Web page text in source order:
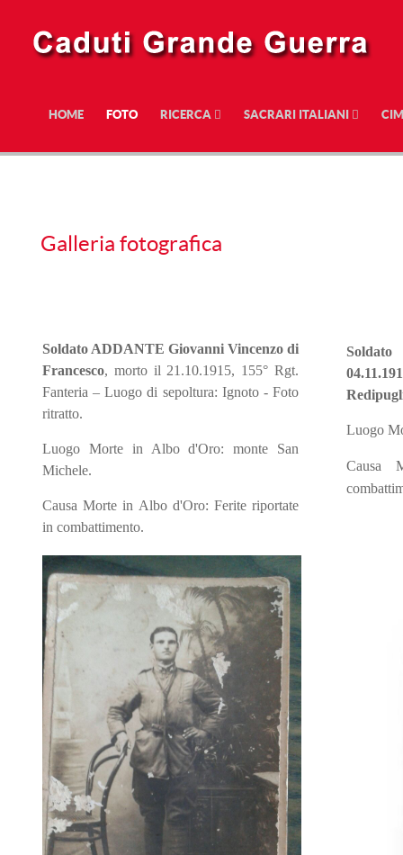
HOME FOTO RICERCA SACRARI ITALIANI
Galleria fotografica
Soldato ADDANTE Giovanni Vincenzo di
Francesco, morto il 21.10.1915, 155° Rgt.
Fanteria – Luogo di sepoltura: Ignoto - Foto
ritratto.
Luogo Morte in Albo d'Oro: monte San
Michele.
Causa Morte in Albo d'Oro: Ferite riportate
in combattimento.
Luogo
Causa